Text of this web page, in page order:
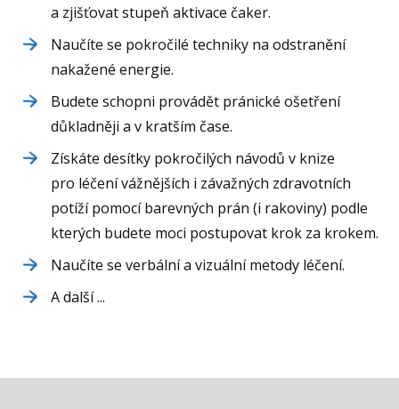
a zjišťovat stupeň aktivace čaker.
Naučíte se pokročilé techniky na odstranění
nakažené energie.
Budete schopni provádět pránické ošetření
důkladněji a v kratším čase.
Získáte desítky pokročilých návodů v knize
pro léčení vážnějších i závažných zdravotních
potíží pomocí barevných prán (i rakoviny) podle
kterých budete moci postupovat krok za krokem.
Naučíte se verbální a vizuální metody léčení.
A další ...